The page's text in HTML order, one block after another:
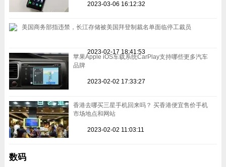
2023-03-06 16:12:32
美国商务部指违禁，长江存储被美国拜登制裁名单面临停工裁员
2023-02-17 18:41:53
苹果Apple iOS车载系统CarPlay支持哪些更多汽车
品牌
2023-02-02 17:33:27
香港去哪买三星手机回来吗？ 买香港便宜售价手机
市场地点和网站
2023-02-02 11:03:11
数码